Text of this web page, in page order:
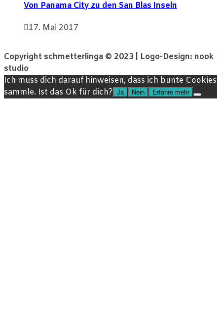
Von Panama City zu den San Blas Inseln
17. Mai 2017
Copyright schmetterlinga © 2023 | Logo-Design: nook
studio
Ich muss dich darauf hinweisen, dass ich bunte Cookies
sammle. Ist das Ok für dich? Ja Nein Erfahre mehr